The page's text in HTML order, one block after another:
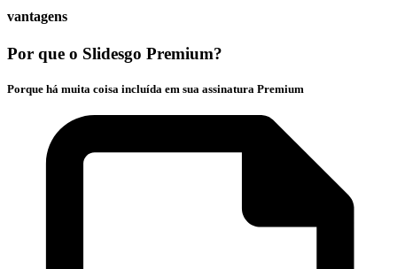
vantagens
Por que o Slidesgo Premium?
Porque há muita coisa incluída em sua assinatura Premium